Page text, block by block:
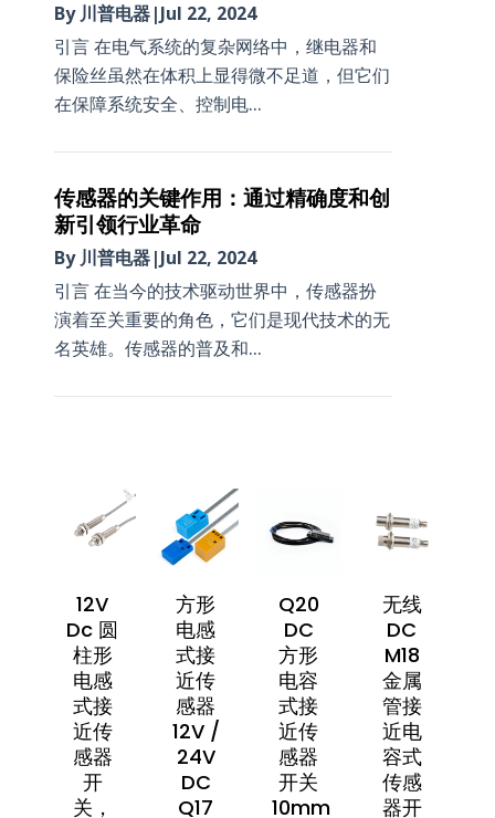
By 川普电器|Jul 22, 2024
引言 在电气系统的复杂网络中，继电器和
保险丝虽然在体积上显得微不足道，但它们
在保障系统安全、控制电...
传感器的关键作用：通过精确度和创
新引领行业革命
By 川普电器|Jul 22, 2024
引言 在当今的技术驱动世界中，传感器扮
演着至关重要的角色，它们是现代技术的无
名英雄。传感器的普及和...
12V
Dc 圆
柱形
电感
式接
近传
感器
开
关，
方形
电感
式接
近传
感器
12V /
24V
DC
Q17
Q20
DC
方形
电容
式接
近传
感器
开关
10mm
无线
DC
M18
金属
管接
近电
容式
传感
器开